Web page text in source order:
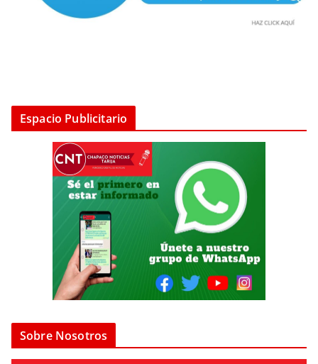
Espacio Publicitario
Sobre Nosotros